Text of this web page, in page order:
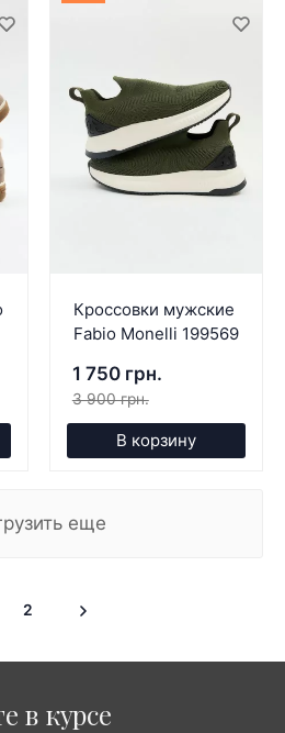
Кроссовки мужские
Fabio Monelli 199569
1 750 грн.
3 900 грн.
В корзину
еще
2
в курсе